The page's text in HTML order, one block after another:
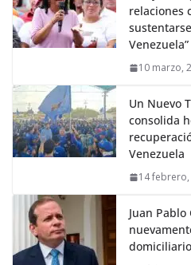
relaciones
Venezuela”
10 marzo,
Un Nuevo
consolida
Venezuela
14
Juan